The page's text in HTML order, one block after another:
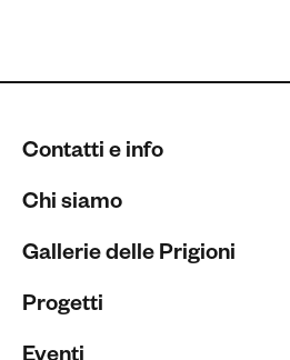
Contatti e info
Chi siamo
Gallerie delle Prigioni
Progetti